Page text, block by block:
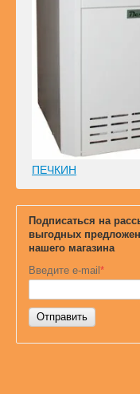
ПЕЧКИН
Подписаться на
выгодных
нашего магазина
Введите e-mail *
Отправить